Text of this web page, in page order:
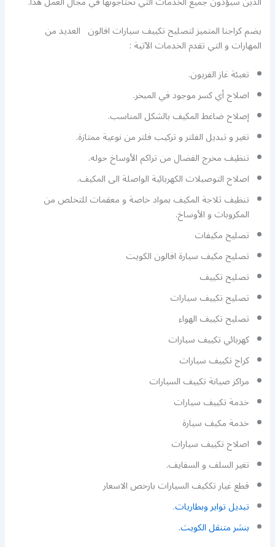
يضم كراجنا المتميز لتصليح تكييف سيارات افالون العديد من
المهارات و التي تقدم الخدمات الآتية :
تعبئة غاز الفريون.
اصلاح أي كسر موجود في المبخر.
إصلاح ضاغط المكيف بالشكل المناسب.
تغير و تبديل الفلتر و تركيب فلتر من نوعية ممتازة.
تنظيف مخرج الفضال من تراكم الأوساخ حوله.
اصلاح التوصيلات الكهربائية الواصلة الى المكيف.
تنظيف ثلاجة المكيف بمواد خاصة و معقمات للتخلص من
المكروبات و الأوساخ.
تصليح مكيفات
تصليح مكيف سيارة افالون الكويت
تصليح تكييف
تصليح تكييف سيارات
تصليح تكييف الهواء
كهربائي تكييف سيارات
كراج تكييف سيارات
مراكز صيانة تكييف السيارات
خدمة تكييف سيارات
خدمة مكيف سيارة
اصلاح تكييف سيارات
تغير السلف و السفايف.
قطع غيار تككيف السيارات بارخص الاسعار
تبديل تواير وبطاريات.
بنشر متنقل الكويت.